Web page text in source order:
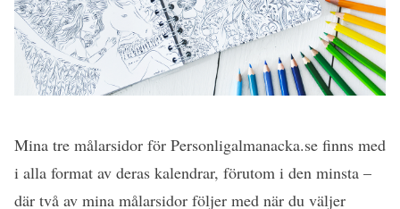
Mina tre målarsidor för Personligalmanacka.se finns med
i alla format av deras kalendrar, förutom i den minsta –
där två av mina målarsidor följer med när du väljer